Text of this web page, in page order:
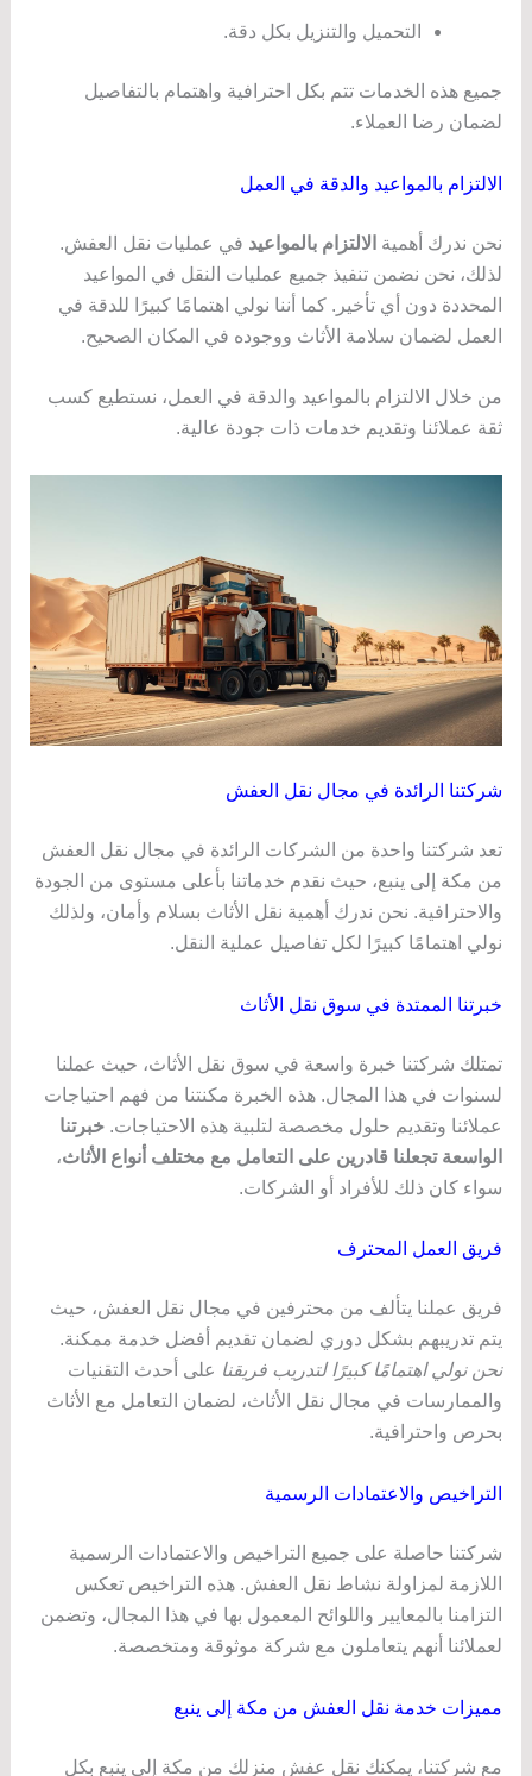
التحميل والتنزيل بكل دقة.
جميع هذه الخدمات تتم بكل احترافية واهتمام بالتفاصيل
لضمان رضا العملاء.
الالتزام بالمواعيد والدقة في العمل
نحن ندرك أهمية الالتزام بالمواعيد في عمليات نقل العفش.
لذلك، نحن نضمن تنفيذ جميع عمليات النقل في المواعيد
المحددة دون أي تأخير. كما أننا نولي اهتمامًا كبيرًا للدقة في
العمل لضمان سلامة الأثاث ووجوده في المكان الصحيح.
من خلال الالتزام بالمواعيد والدقة في العمل، نستطيع كسب
ثقة عملائنا وتقديم خدمات ذات جودة عالية.
شركتنا الرائدة في مجال نقل العفش
تعد شركتنا واحدة من الشركات الرائدة في مجال نقل العفش
من مكة إلى ينبع، حيث نقدم خدماتنا بأعلى مستوى من الجودة
والاحترافية. نحن ندرك أهمية نقل الأثاث بسلام وأمان، ولذلك
نولي اهتمامًا كبيرًا لكل تفاصيل عملية النقل.
خبرتنا الممتدة في سوق نقل الأثاث
تمتلك شركتنا خبرة واسعة في سوق نقل الأثاث، حيث عملنا
لسنوات في هذا المجال. هذه الخبرة مكنتنا من فهم احتياجات
عملائنا وتقديم حلول مخصصة لتلبية هذه الاحتياجات. خبرتنا
الواسعة تجعلنا قادرين على التعامل مع مختلف أنواع الأثاث،
سواء كان ذلك للأفراد أو الشركات.
فريق العمل المحترف
فريق عملنا يتألف من محترفين في مجال نقل العفش، حيث
يتم تدريبهم بشكل دوري لضمان تقديم أفضل خدمة ممكنة.
نحن نولي اهتمامًا كبيرًا لتدريب فريقنا على أحدث التقنيات
والممارسات في مجال نقل الأثاث، لضمان التعامل مع الأثاث
بحرص واحترافية.
التراخيص والاعتمادات الرسمية
شركتنا حاصلة على جميع التراخيص والاعتمادات الرسمية
اللازمة لمزاولة نشاط نقل العفش. هذه التراخيص تعكس
التزامنا بالمعايير واللوائح المعمول بها في هذا المجال، وتضمن
لعملائنا أنهم يتعاملون مع شركة موثوقة ومتخصصة.
مميزات خدمة نقل العفش من مكة إلى ينبع
مع شركتنا، يمكنك نقل عفش منزلك من مكة إلى ينبع بكل